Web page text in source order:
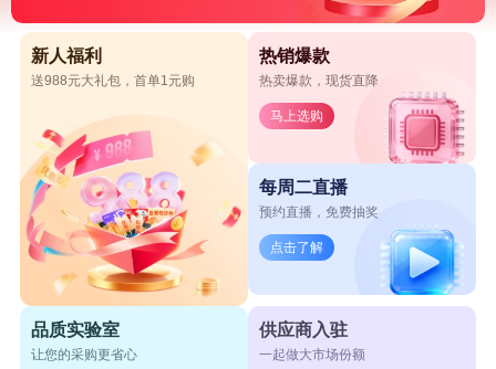
新人福利
送988元大礼包，首单1元购
热销爆款
热卖爆款，现货直降
马上选购
每周二直播
预约直播，免费抽奖
点击了解
品质实验室
让您的采购更省心
供应商入驻
一起做大市场份额